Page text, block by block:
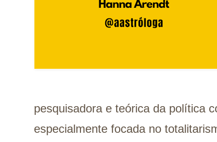
pesquisadora e teórica da política
especialmente focada no